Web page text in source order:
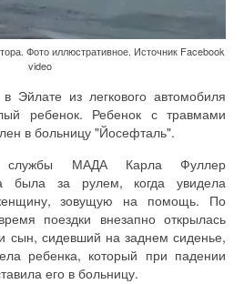
Фото иллюстративное. Источник Facebook
video
из легкового автомобиля
ребенок. Ребенок с травмами
в больницу "Йосефталь".
службы МАДА Карла Фуллер
была за рулем, когда увидела
зовущую на помощь. По
поездки внезапно открылась
сын, сидевший на заднем сиденье,
ребенка, который при падении
его в больницу.